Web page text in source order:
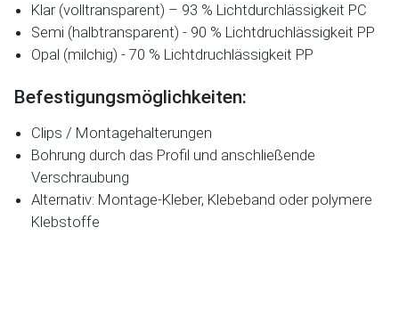
Klar (volltransparent) – 93 % Lichtdurchlässigkeit PC
Semi (halbtransparent) - 90 % Lichtdruchlässigkeit PP
Opal (milchig) - 70 % Lichtdruchlässigkeit PP
Befestigungsmöglichkeiten:
Clips / Montagehalterungen
Bohrung durch das Profil und anschließende
Verschraubung
Alternativ: Montage-Kleber, Klebeband oder polymere
Klebstoffe